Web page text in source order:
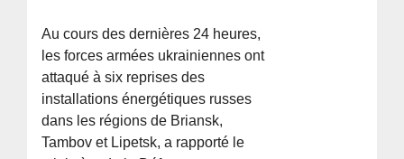
Au cours des dernières 24 heures,
les forces armées ukrainiennes ont
attaqué à six reprises des
installations énergétiques russes
dans les régions de Briansk,
Tambov et Lipetsk, a rapporté le